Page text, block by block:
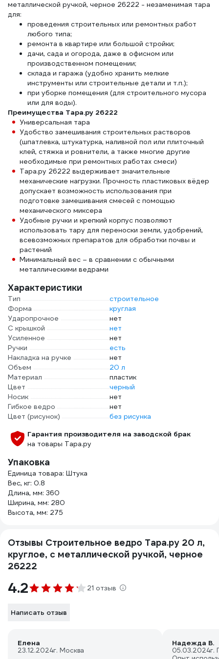
металлической ручкой, черное 26222 - незаменимая тара
для:
проведения строительных или ремонтных работ
любого типа;
ремонта в квартире или большой стройки;
дачи, сада и огорода, даже в офисном или
производственном помещении;
склада и гаража (удобно хранить мелкие
инструменты или строительные детали и т.п.);
при уборке помещения (для строительного мусора
или для воды).
Преимущества Тара.ру 26222
Универсальная тара
Удобство замешивания строительных растворов
(шпатлевка, штукатурка, наливной пол или плиточный
клей, стяжка и ровнители, а также многие другие
необходимые при ремонтных работах смеси)
Тара.ру 26222 выдерживает значительные
механические нагрузки. Прочность пластиковых вёдер
допускает возможность использования при
подготовке замешивания смесей с помощью
механического миксера
Удобные ручки и крепкий корпус позволяют
использовать тару для переноски земли, удобрений,
всевозможных препаратов для обработки почвы и
растений
Минимальный вес – в сравнении с обычными
металлическими ведрами
Характеристики
Тип
строительное
Форма
круглая
Ударопрочное
нет
С крышкой
нет
Усиленное
нет
Ручки
есть
Накладка на ручке
нет
Объем
20 л
Материал
пластик
Цвет
черный
Носик
нет
Гибкое ведро
нет
Цвет (рисунок)
без рисунка
Гарантия производителя на заводской брак
на товары Тара.ру
Упаковка
Единица товара: Штука
Вес, кг: 0.8
Длина, мм: 360
Ширина, мм: 280
Высота, мм: 275
Отзывы Строительное ведро Тара.ру 20 л,
круглое, с металлической ручкой, черное
26222
4.2 21 отзыв
Написать отзыв
Елена
23.12.2024г. Москва
Надежда В.
05.03.2024г.